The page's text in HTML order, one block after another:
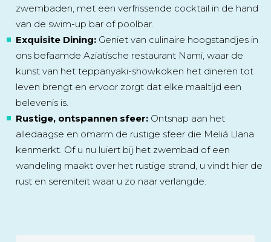
zwembaden, met een verfrissende cocktail in de hand
van de swim-up bar of poolbar.
Exquisite Dining: Geniet van culinaire hoogstandjes in
ons befaamde Aziatische restaurant Nami, waar de
kunst van het teppanyaki-showkoken het dineren tot
leven brengt en ervoor zorgt dat elke maaltijd een
belevenis is.
Rustige, ontspannen sfeer: Ontsnap aan het
alledaagse en omarm de rustige sfeer die Meliá Llana
kenmerkt. Of u nu luiert bij het zwembad of een
wandeling maakt over het rustige strand, u vindt hier de
rust en sereniteit waar u zo naar verlangde.